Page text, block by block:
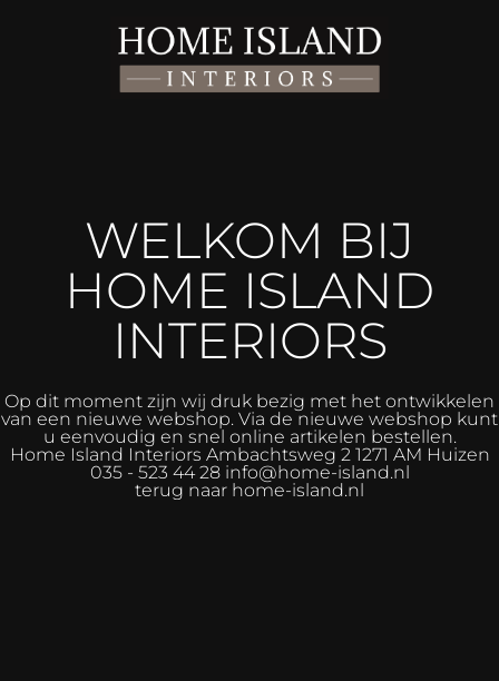
WELKOM BIJ
HOME ISLAND
INTERIORS
Op dit moment zijn wij druk bezig met het ontwikkelen
van een nieuwe webshop. Via de nieuwe webshop kunt
u eenvoudig en snel online artikelen bestellen.
Home Island Interiors Ambachtsweg 2 1271 AM Huizen
035 - 523 44 28 info@home-island.nl
terug naar home-island.nl